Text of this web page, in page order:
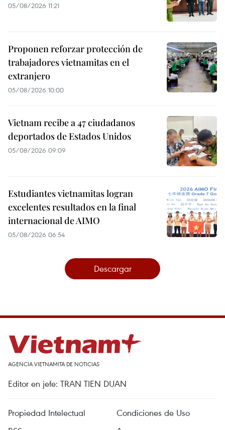
05/08/2026 11:21
Proponen reforzar protección de
trabajadores vietnamitas en el
extranjero
05/08/2026 10:00
Vietnam recibe a 47 ciudadanos
deportados de Estados Unidos
05/08/2026 09:09
Estudiantes vietnamitas logran
excelentes resultados en la final
internacional de AIMO
05/08/2026 06:54
Descargar
AGENCIA VIETNAMITA DE NOTICIAS
Editor en jefe: TRAN TIEN DUAN
Propiedad Intelectual
Condiciones de Uso